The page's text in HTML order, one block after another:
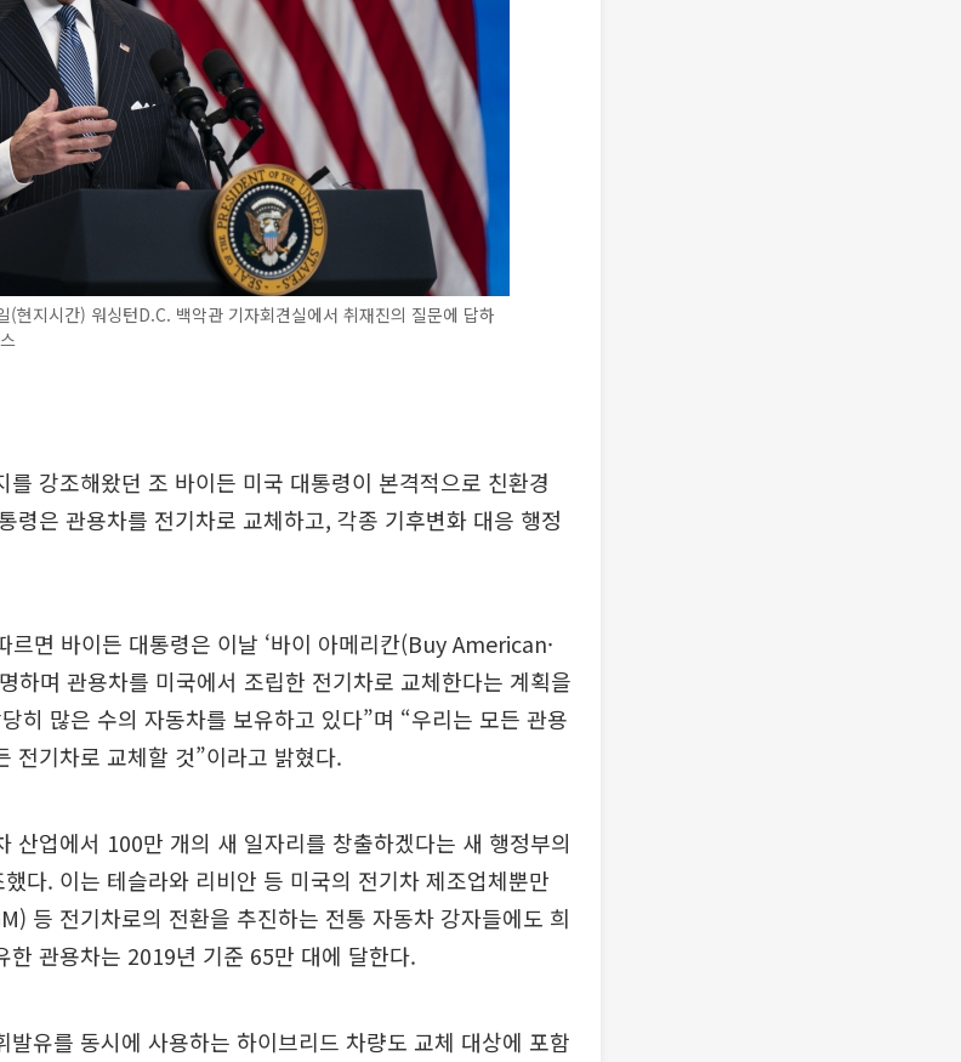
현지시간) 워싱턴D.C. 백악관 기자회견실에서 취재진의 질문에 답하
강조해왔던 조 바이든 미국 대통령이 본격적으로 친환경
령은 관용차를 전기차로 교체하고, 각종 기후변화 대응 행정
르면 바이든 대통령은 이날 ‘바이 아메리칸(Buy American·
하며 관용차를 미국에서 조립한 전기차로 교체한다는 계획을
히 많은 수의 자동차를 보유하고 있다”며 “우리는 모든 관용
전기차로 교체할 것”이라고 밝혔다.
산업에서 100만 개의 새 일자리를 창출하겠다는 새 행정부의
다. 이는 테슬라와 리비안 등 미국의 전기차 제조업체뿐만
등 전기차로의 전환을 추진하는 전통 자동차 강자들에도 희
한 관용차는 2019년 기준 65만 대에 달한다.
발유를 동시에 사용하는 하이브리드 차량도 교체 대상에 포함